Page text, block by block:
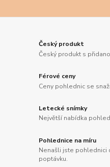
Český produkt
Český produkt s
Férové ceny
Ceny pohlednic se
Letecké snímky
Největší nabídka
Pohlednice na míru
Nenašli jste pohlednici
poptávku.